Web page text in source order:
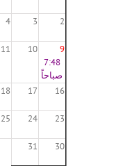
2
3
4
9
7:48
صباحاً
10
11
16
17
18
23
24
25
30
31